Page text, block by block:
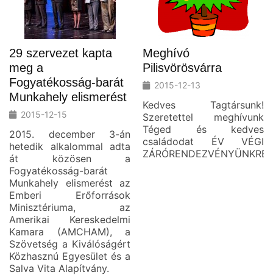
29 szervezet kapta
meg a
Fogyatékosság-barát
Munkahely elismerést
2015-12-15
2015. december 3-án
hetedik alkalommal adta
át közösen a
Fogyatékosság-barát
Munkahely elismerést az
Emberi Erőforrások
Minisztériuma, az
Amerikai Kereskedelmi
Kamara (AMCHAM), a
Szövetség a Kiválóságért
Közhasznú Egyesület és a
Salva Vita Alapítvány.
Meghívó
Pilisvörösvárra
2015-12-13
Kedves Tagtársunk!
Szeretettel meghívunk
Téged és kedves
családodat ÉV VÉGI
ZÁRÓRENDEZVÉNYÜNKRE!